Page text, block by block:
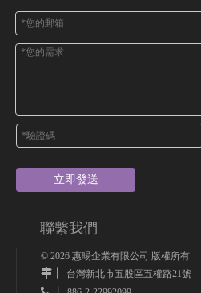
立即發送
聯繫我們
© 2026 惠暘企業有限公司 版權所有
丨 台灣新北市五股區五權路21號